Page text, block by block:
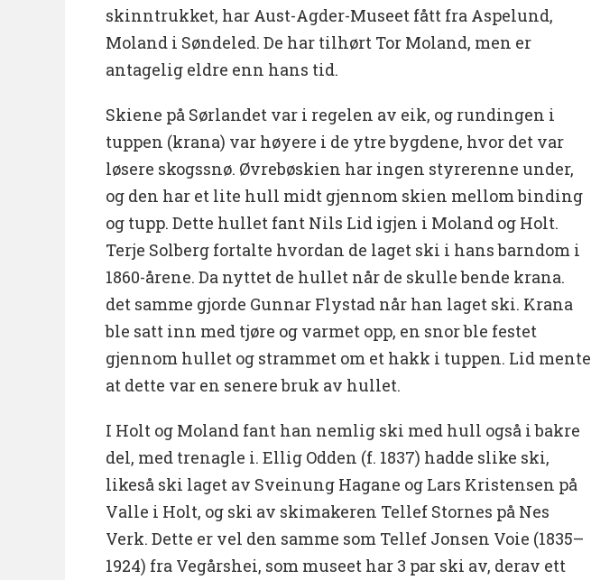
skinntrukket, har Aust-Agder-Museet fått fra Aspelund,
Moland i Søndeled. De har tilhørt Tor Moland, men er
antagelig eldre enn hans tid.
Skiene på Sørlandet var i regelen av eik, og rundingen i
tuppen (krana) var høyere i de ytre bygdene, hvor det var
løsere skogssnø. Øvrebøskien har ingen styrerenne under,
og den har et lite hull midt gjennom skien mellom binding
og tupp. Dette hullet fant Nils Lid igjen i Moland og Holt.
Terje Solberg fortalte hvordan de laget ski i hans barndom i
1860-årene. Da nyttet de hullet når de skulle bende krana.
det samme gjorde Gunnar Flystad når han laget ski. Krana
ble satt inn med tjøre og varmet opp, en snor ble festet
gjennom hullet og strammet om et hakk i tuppen. Lid mente
at dette var en senere bruk av hullet.
I Holt og Moland fant han nemlig ski med hull også i bakre
del, med trenagle i. Ellig Odden (f. 1837) hadde slike ski,
likeså ski laget av Sveinung Hagane og Lars Kristensen på
Valle i Holt, og ski av skimakeren Tellef Stornes på Nes
Verk. Dette er vel den samme som Tellef Jonsen Voie (1835–
1924) fra Vegårshei, som museet har 3 par ski av, derav ett